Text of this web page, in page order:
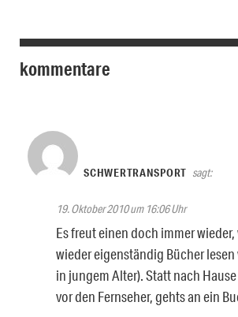
kommentare
SCHWERTRANSPORT sagt:
19. Oktober 2010 um 16:06 Uhr
Es freut einen doch immer
wieder eigenständig Bücher
in jungem Alter). Statt nach
vor den Fernseher, gehts an ein